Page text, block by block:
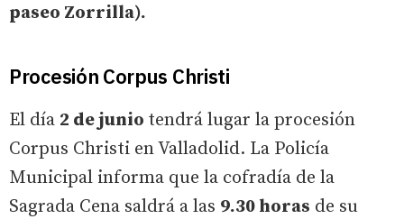
paseo Zorrilla).
Procesión Corpus Christi
El día 2 de junio tendrá lugar la procesión
Corpus Christi en Valladolid. La Policía
Municipal informa que la cofradía de la
Sagrada Cena saldrá a las 9.30 horas de su